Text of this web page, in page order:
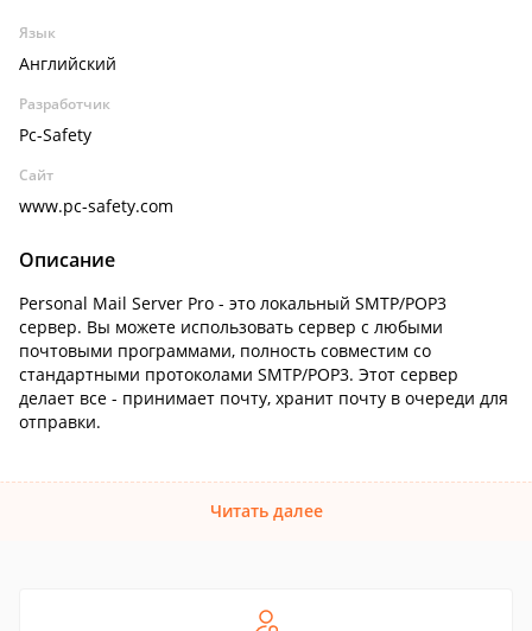
Язык
Английский
Разработчик
Pc-Safety
Сайт
www.pc-safety.com
Описание
Personal Mail Server Pro - это локальный SMTP/POP3
сервер. Вы можете использовать сервер с любыми
почтовыми программами, полность совместим со
стандартными протоколами SMTP/POP3. Этот сервер
делает все - принимает почту, хранит почту в очереди для
отправки.
Читать далее